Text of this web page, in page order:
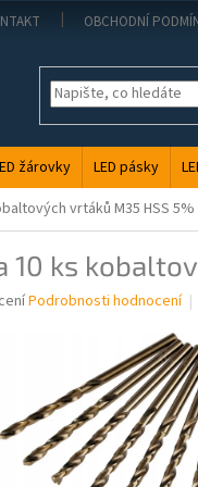
OBCHODNÍ
žárovky LED pásky
vrtáků M35 HSS 5%
10 ks
Podrobnosti hodnocení